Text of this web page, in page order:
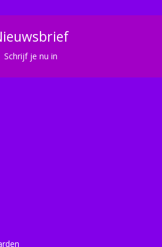
Schrijf je nu in